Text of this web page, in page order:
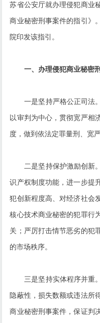
苏省公安厅就办理侵犯商业
商业秘密刑事案件的指引》
院印发该指引。
一、办理侵犯商业秘密
一是坚持严格公正司法
以审判为中心，贯彻宽严相
度，做到依法定罪量刑、宽
二是坚持保护激励创新
识产权制度功能，进一步提
犯创新程度高、对经济社会
核心技术商业秘密的犯罪行
关；严厉打击情节恶劣的犯
的市场秩序。
三是坚持实体程序并重
隐蔽性，损失数额或违法所
商业秘密刑事案件，保证判